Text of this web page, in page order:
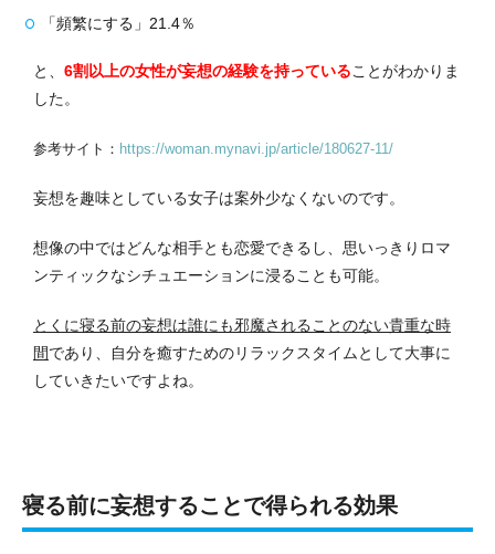
「頻繁にする」21.4％
と、 6割以上の女性が妄想の経験を持っていることがわかりま
した。
参考サイト： https://woman.mynavi.jp/article/180627-11/
妄想を趣味としている女子は案外少なくないのです。
想像の中ではどんな相手とも恋愛できるし、思いっきりロマ
ンティックなシチュエーションに浸ることも可能。
とくに寝る前の妄想は誰にも邪魔されることのない貴重な時
間であり、自分を癒すためのリラックスタイムとして大事に
していきたいですよね。
寝る前に妄想することで得られる効果